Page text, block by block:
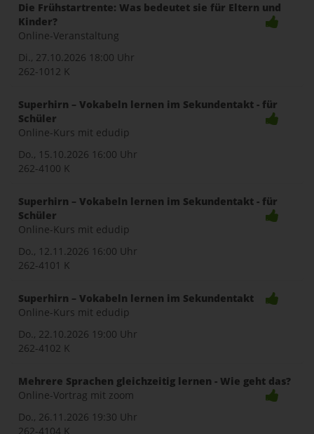
Die Frühstartrente: Was bedeutet sie für Eltern und
Kinder?
Online-Veranstaltung
Di., 27.10.2026 18:00 Uhr
262-1012 K
Superhirn – Vokabeln lernen im Sekundentakt - für
Schüler
Online-Kurs mit edudip
Do., 15.10.2026 16:00 Uhr
262-4100 K
Superhirn – Vokabeln lernen im Sekundentakt - für
Schüler
Online-Kurs mit edudip
Do., 12.11.2026 16:00 Uhr
262-4101 K
Superhirn – Vokabeln lernen im Sekundentakt
Online-Kurs mit edudip
Do., 22.10.2026 19:00 Uhr
262-4102 K
Mehrere Sprachen gleichzeitig lernen - Wie geht das?
Online-Vortrag mit zoom
Do., 26.11.2026 19:30 Uhr
262-4104 K